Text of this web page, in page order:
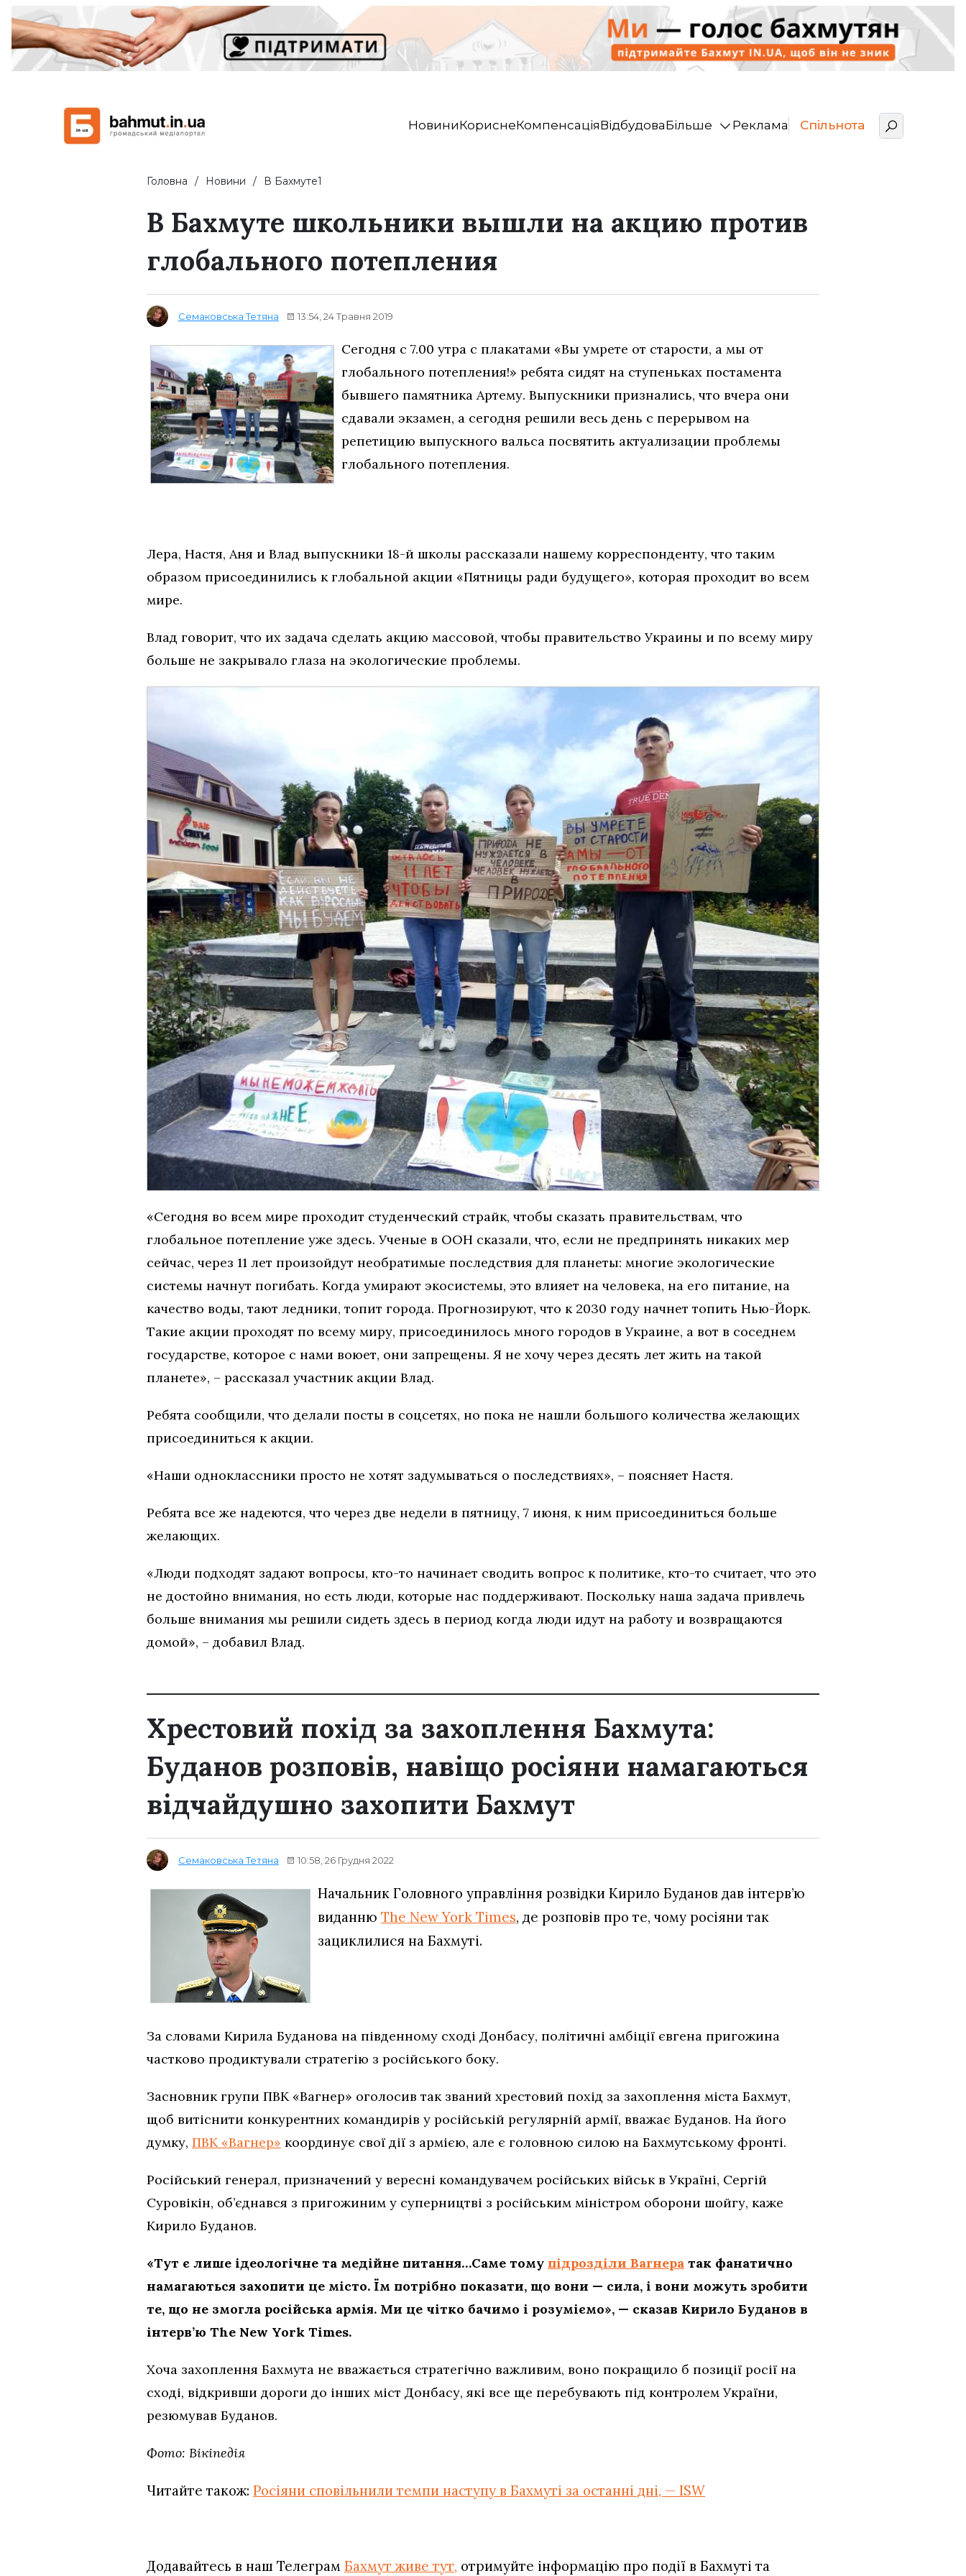
НовиниКориснеКомпенсаціяВідбудоваБільше Реклама Спільнота
Головна Новини В Бахмуте1
В Бахмуте школьники вышли на акцию против
глобального потепления
Семаковська Тетяна 13:54, 24 Травня 2019
Сегодня с 7.00 утра с плакатами «Вы умрете от старости, а мы от
глобального потепления!» ребята сидят на ступеньках постамента
бывшего памятника Артему. Выпускники признались, что вчера они
сдавали экзамен, а сегодня решили весь день с перерывом на
репетицию выпускного вальса посвятить актуализации проблемы
глобального потепления.
Лера, Настя, Аня и Влад выпускники 18-й школы рассказали нашему корреспонденту, что таким
образом присоединились к глобальной акции «Пятницы ради будущего», которая проходит во всем
мире.
Влад говорит, что их задача сделать акцию массовой, чтобы правительство Украины и по всему миру
больше не закрывало глаза на экологические проблемы.
«Сегодня во всем мире проходит студенческий страйк, чтобы сказать правительствам, что
глобальное потепление уже здесь. Ученые в ООН сказали, что, если не предпринять никаких мер
сейчас, через 11 лет произойдут необратимые последствия для планеты: многие экологические
системы начнут погибать. Когда умирают экосистемы, это влияет на человека, на его питание, на
качество воды, тают ледники, топит города. Прогнозируют, что к 2030 году начнет топить Нью-Йорк.
Такие акции проходят по всему миру, присоединилось много городов в Украине, а вот в соседнем
государстве, которое с нами воюет, они запрещены. Я не хочу через десять лет жить на такой
планете», – рассказал участник акции Влад.
Ребята сообщили, что делали посты в соцсетях, но пока не нашли большого количества желающих
присоединиться к акции.
«Наши одноклассники просто не хотят задумываться о последствиях», – поясняет Настя.
Ребята все же надеются, что через две недели в пятницу, 7 июня, к ним присоединиться больше
желающих.
«Люди подходят задают вопросы, кто-то начинает сводить вопрос к политике, кто-то считает, что это
не достойно внимания, но есть люди, которые нас поддерживают. Поскольку наша задача привлечь
больше внимания мы решили сидеть здесь в период когда люди идут на работу и возвращаются
домой», – добавил Влад.
Хрестовий похід за захоплення Бахмута:
Буданов розповів, навіщо росіяни намагаються
відчайдушно захопити Бахмут
Семаковська Тетяна 10:58, 26 Грудня 2022
Начальник Головного управління розвідки Кирило Буданов дав інтерв’ю
виданню The New York Times, де розповів про те, чому росіяни так
зациклилися на Бахмуті.
За словами Кирила Буданова на південному сході Донбасу, політичні амбіції євгена пригожина
частково продиктували стратегію з російського боку.
Засновник групи ПВК «Вагнер» оголосив так званий хрестовий похід за захоплення міста Бахмут,
щоб витіснити конкурентних командирів у російській регулярній армії, вважає Буданов. На його
думку, ПВК «Вагнер» координує свої дії з армією, але є головною силою на Бахмутському фронті.
Російський генерал, призначений у вересні командувачем російських військ в Україні, Сергій
Суровікін, об’єднався з пригожиним у суперництві з російським міністром оборони шойгу, каже
Кирило Буданов.
«Тут є лише ідеологічне та медійне питання…Саме тому підрозділи Вагнера так фанатично
намагаються захопити це місто. Їм потрібно показати, що вони — сила, і вони можуть зробити
те, що не змогла російська армія. Ми це чітко бачимо і розуміємо», — сказав Кирило Буданов в
інтерв’ю The New York Times.
Хоча захоплення Бахмута не вважається стратегічно важливим, воно покращило б позиції росії на
сході, відкривши дороги до інших міст Донбасу, які все ще перебувають під контролем України,
резюмував Буданов.
Фото: Вікіпедія
Читайте також: Росіяни сповільнили темпи наступу в Бахмуті за останні дні, — ISW
Додавайтесь в наш Телеграм Бахмут живе тут, отримуйте інформацію про події в Бахмуті та